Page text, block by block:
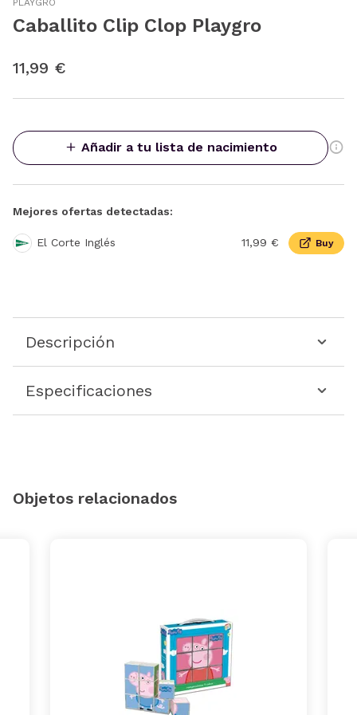
PLAYGRO
Caballito Clip Clop Playgro
11,99 €
Añadir a tu lista de nacimiento
Mejores ofertas detectadas:
El Corte Inglés 11,99 € Buy
Descripción
Especificaciones
Objetos relacionados